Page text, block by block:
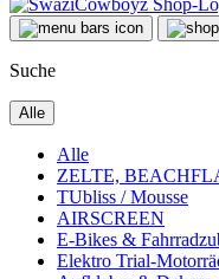
Suche
Alle
Alle
ZELTE,
TUbliss / Mousse
AIRSCREEN
E-Bikes &
Elektro Trial-